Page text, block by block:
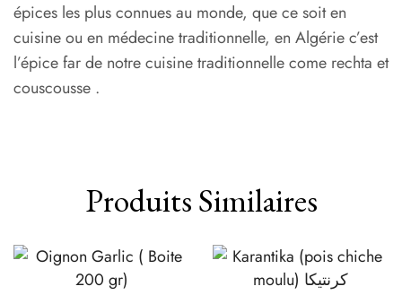
épices les plus connues au monde, que ce soit en
cuisine ou en médecine traditionnelle, en Algérie c’est
l’épice far de notre cuisine traditionnelle come rechta et
couscousse .
Produits Similaires